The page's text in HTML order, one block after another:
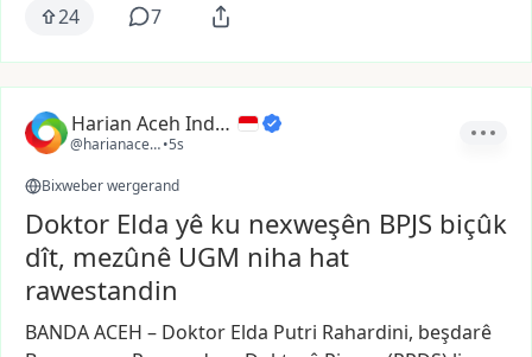
24 7
Harian Aceh Indonesia
@harianacehindonesia
•5s
Bixweber wergerand
Doktor Elda yê ku nexweşên BPJS biçûk
dît, mezûnê UGM niha hat
rawestandin
BANDAACEH – Doktor Elda Putri Rahardini, beşdarê